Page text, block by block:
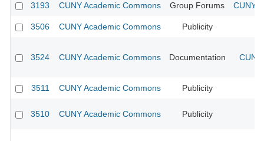
3193 CUNY Academic Commons Group Forums CUNY
3506 CUNY Academic Commons Publicity
3524 CUNY Academic Commons Documentation
3511 CUNY Academic Commons Publicity
3510 CUNY Academic Commons Publicity